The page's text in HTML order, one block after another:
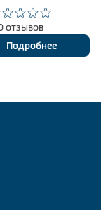
отзывов
Подробнее